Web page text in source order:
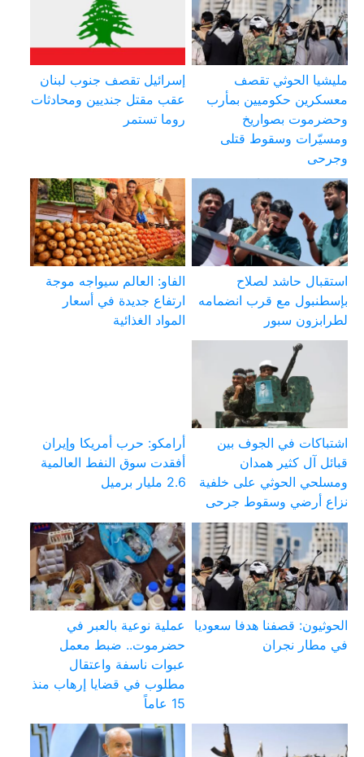
مليشيا الحوثي تقصف
معسكرين حكوميين بمأرب
وحضرموت بصواريخ
ومسيّرات وسقوط قتلى
وجرحى
إسرائيل تقصف جنوب لبنان
عقب مقتل جنديين ومحادثات
روما تستمر
استقبال حاشد لصلاح
بإسطنبول مع قرب انضمامه
لطرابزون سبور
الفاو: العالم سيواجه موجة
ارتفاع جديدة في أسعار
المواد الغذائية
اشتباكات في الجوف بين
قبائل آل كثير همدان
ومسلحي الحوثي على خلفية
نزاع أرضي وسقوط جرحى
أرامكو: حرب أمريكا وإيران
أفقدت سوق النفط العالمية
2.6 مليار برميل
الحوثيون: قصفنا هدفا سعوديا
في مطار نجران
عملية نوعية بالعبر في
حضرموت.. ضبط معمل
عبوات ناسفة واعتقال
مطلوب في قضايا إرهاب منذ
15 عاماً